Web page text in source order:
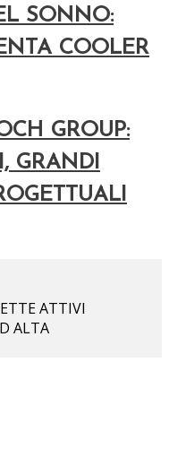
SONNO:
COOLER
GROUP:
GRANDI
ATTIVI
ALTA